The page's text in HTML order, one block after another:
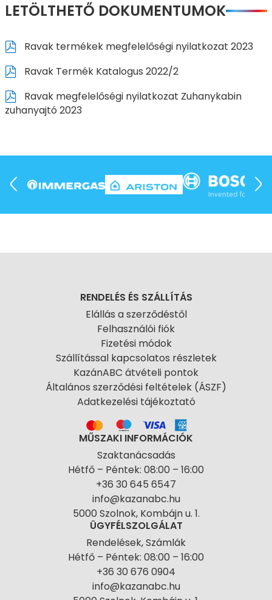
LETÖLTHETŐ DOKUMENTUMOK
Ravak termékek megfelelőségi nyilatkozat 2023
Ravak Termék Katalogus 2022/2
Ravak megfelelőségi nyilatkozat Zuhanykabin
zuhanyajtó 2023
RENDELÉS ÉS SZÁLLÍTÁS
Elállás a szerződéstől
Felhasználói fiók
Fizetési módok
Szállítással kapcsolatos részletek
KazánABC átvételi pontok
Általános szerződési feltételek (ÁSZF)
Adatkezelési tájékoztató
MŰSZAKI INFORMÁCIÓK
Szaktanácsadás
Hétfő – Péntek: 08:00 – 16:00
+36 30 645 6547
info@kazanabc.hu
5000 Szolnok, Kombájn u. 1.
ÜGYFÉLSZOLGÁLAT
Rendelések, Számlák
Hétfő – Péntek: 08:00 – 16:00
+36 30 676 0904
info@kazanabc.hu